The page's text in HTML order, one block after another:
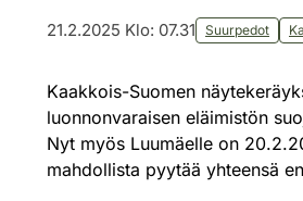
21.2.2025 Klo: 07.31 Suurpedot
Kaakkois-Suomen
luonnonvaraisen eläimistön
Nyt myös Luumäelle on
mahdollista pyytää yhteensä